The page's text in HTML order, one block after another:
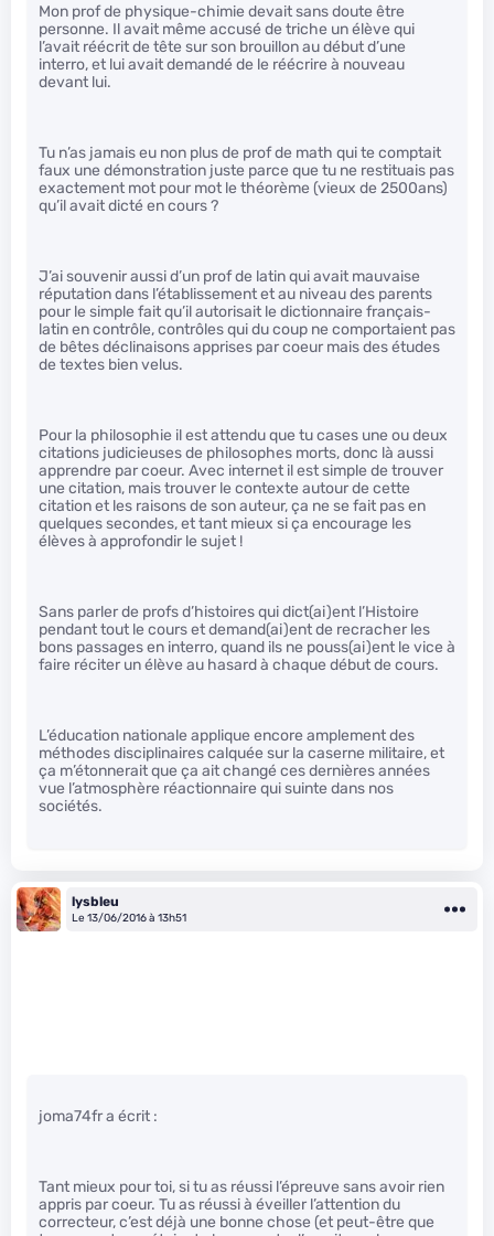
Mon prof de physique-chimie devait sans doute être
personne. Il avait même accusé de triche un élève qui
l’avait réécrit de tête sur son brouillon au début d’une
interro, et lui avait demandé de le réécrire à nouveau
devant lui.
Tu n’as jamais eu non plus de prof de math qui te comptait
faux une démonstration juste parce que tu ne restituais pas
exactement mot pour mot le théorème (vieux de 2500ans)
qu’il avait dicté en cours ?
J’ai souvenir aussi d’un prof de latin qui avait mauvaise
réputation dans l’établissement et au niveau des parents
pour le simple fait qu’il autorisait le dictionnaire français-
latin en contrôle, contrôles qui du coup ne comportaient pas
de bêtes déclinaisons apprises par coeur mais des études
de textes bien velus.
Pour la philosophie il est attendu que tu cases une ou deux
citations judicieuses de philosophes morts, donc là aussi
apprendre par coeur. Avec internet il est simple de trouver
une citation, mais trouver le contexte autour de cette
citation et les raisons de son auteur, ça ne se fait pas en
quelques secondes, et tant mieux si ça encourage les
élèves à approfondir le sujet !
Sans parler de profs d’histoires qui dict(ai)ent l’Histoire
pendant tout le cours et demand(ai)ent de recracher les
bons passages en interro, quand ils ne pouss(ai)ent le vice à
faire réciter un élève au hasard à chaque début de cours.
L’éducation nationale applique encore amplement des
méthodes disciplinaires calquée sur la caserne militaire, et
ça m’étonnerait que ça ait changé ces dernières années
vue l’atmosphère réactionnaire qui suinte dans nos
sociétés.
lysbleu
Le 13/06/2016 à 13h51
joma74fr a écrit :
Tant mieux pour toi, si tu as réussi l’épreuve sans avoir rien
appris par coeur. Tu as réussi à éveiller l’attention du
correcteur, c’est déjà une bonne chose (et peut-être que